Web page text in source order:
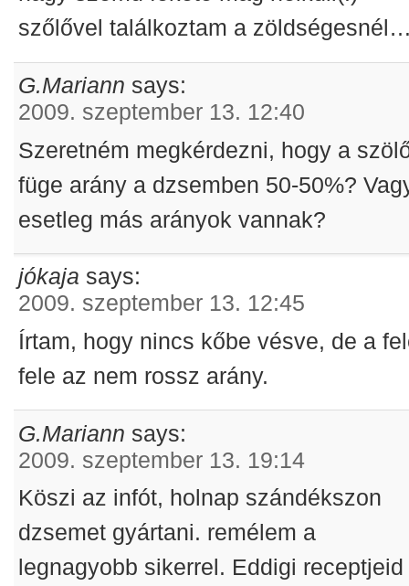
szőlővel találkoztam a
G.Mariann says:
2009. szeptember 13. 12:40
Szeretném megkérdezni, hogy a
füge arány a dzsemben 50-50%?
esetleg más arányok vannak?
jókaja says:
2009. szeptember 13. 12:45
Írtam, hogy nincs kőbe vésve, de a
fele az nem rossz arány.
G.Mariann says:
2009. szeptember 13. 19:14
Köszi az infót, holnap szándékszon
dzsemet gyártani. remélem a
legnagyobb sikerrel. Eddigi receptjeid